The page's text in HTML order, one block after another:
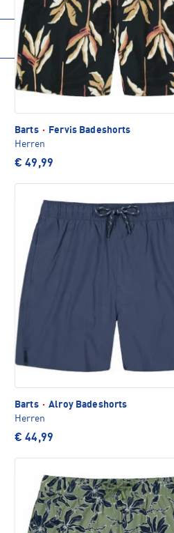
Barts ·
Fervis Badeshorts
Herren
€ 49,99
Barts · Alroy Badeshorts
Herren
€ 44,99